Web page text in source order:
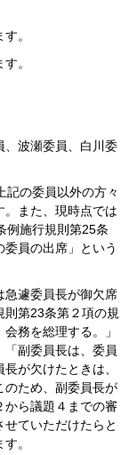
す。
。
波瀬委員、白川委
記の委員以外の方々
また、現時点では
例施行規則第25条
員の出席」という
急遽委員長が御欠席
則第23条第２項の規
務を総理する。」
副委員長は、委員
が欠けたときは、
のため、副委員長が
ら議題４までの審
ていただけたらと
。